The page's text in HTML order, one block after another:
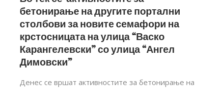
бетонирање на другите портални
столбови за новите семафори на
крстосницата на улица “Васко
Карангелевски” со улица “Ангел
Димовски”
Денес се вршат активностите за бетонирање на